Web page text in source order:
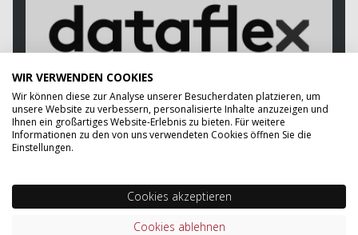
WIE KÖNNEN WIR IHNEN HELFEN?
WIR VERWENDEN COOKIES
Wir können diese zur Analyse unserer Besucherdaten platzieren, um
unsere Website zu verbessern, personalisierte Inhalte anzuzeigen und
Ihnen ein großartiges Website-Erlebnis zu bieten. Für weitere
Informationen zu den von uns verwendeten Cookies öffnen Sie die
Einstellungen.
Cookies akzeptieren
Cookies ablehnen